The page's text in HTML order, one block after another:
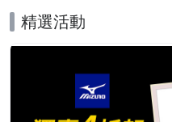
精選活動